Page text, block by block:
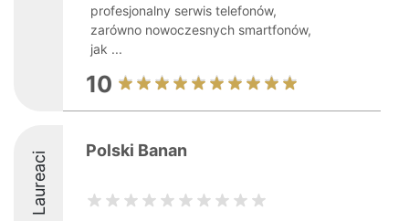
profesjonalny serwis telefonów,
zarówno nowoczesnych smartfonów,
jak ...
10
Laureaci Polski Banan